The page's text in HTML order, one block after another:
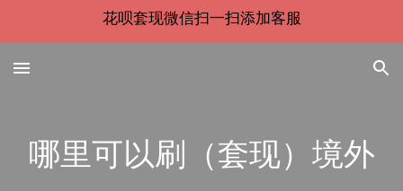
花呗套现微信扫一扫添加客服
哪里可以刷（套现）境外